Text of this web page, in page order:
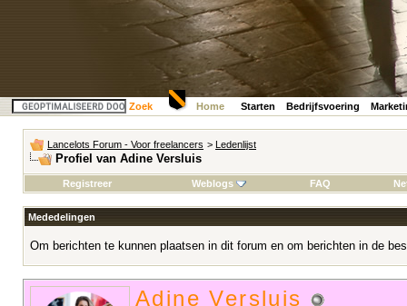
Zoek Home Starten Bedrijfsvoering
Lancelots Forum - Voor freelancers > Ledenlijst
Profiel van Adine Versluis
Registreer Weblogs FAQ
Mededelingen
Om berichten te kunnen plaatsen in dit forum en om berichten in de
Adine Versluis